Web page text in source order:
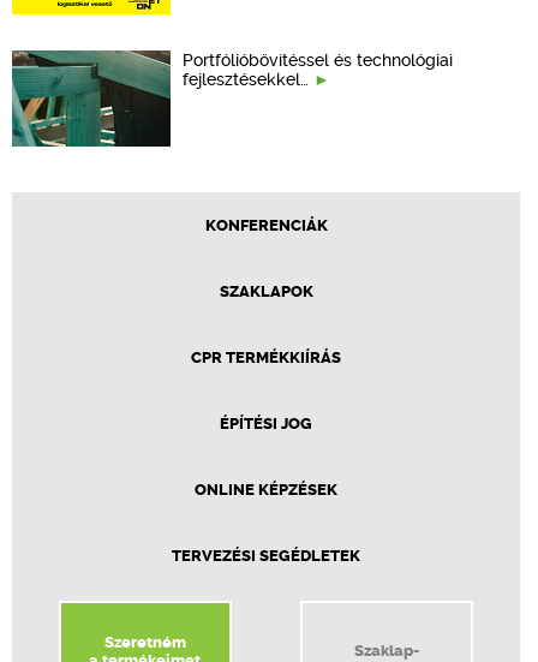
Portfólióbővítéssel és technológiai
fejlesztésekkel…
KONFERENCIÁK
SZAKLAPOK
CPR TERMÉKKIÍRÁS
ÉPÍTÉSI JOG
ONLINE KÉPZÉSEK
TERVEZÉSI SEGÉDLETEK
Szeretném
Szaklap-